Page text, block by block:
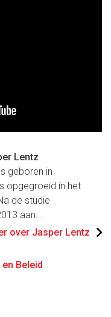
Lentz
geboren in
opgegroeid in het
de studie
aan...
over Jasper Lentz
Beleid